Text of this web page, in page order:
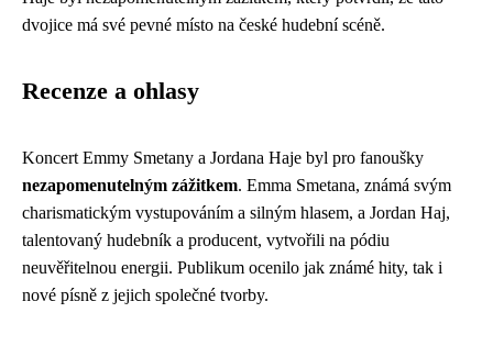
dvojice má své pevné místo na české hudební scéně.
Recenze a ohlasy
Koncert Emmy Smetany a Jordana Haje byl pro fanoušky
nezapomenutelným zážitkem. Emma Smetana, známá svým
charismatickým vystupováním a silným hlasem, a Jordan Haj,
talentovaný hudebník a producent, vytvořili na pódiu
neuvěřitelnou energii. Publikum ocenilo jak známé hity, tak i
nové písně z jejich společné tvorby.